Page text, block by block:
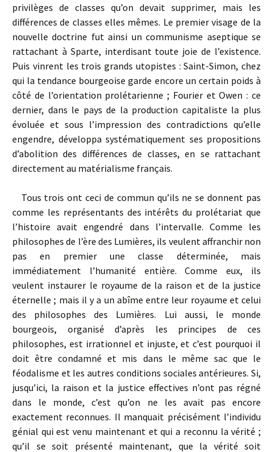
privilèges de classes qu’on devait supprimer, mais les
différences de classes elles mêmes. Le premier visage de la
nouvelle doctrine fut ainsi un communisme aseptique se
rattachant à Sparte, interdisant toute joie de l’existence.
Puis vinrent les trois grands utopistes : Saint-Simon, chez
qui la tendance bourgeoise garde encore un certain poids à
côté de l’orientation prolétarienne ; Fourier et Owen : ce
dernier, dans le pays de la production capitaliste la plus
évoluée et sous l’impression des contradictions qu’elle
engendre, développa systématiquement ses propositions
d’abolition des différences de classes, en se rattachant
directement au matérialisme français.
Tous trois ont ceci de commun qu’ils ne se donnent pas
comme les représentants des intérêts du prolétariat que
l’histoire avait engendré dans l’intervalle. Comme les
philosophes de l’ère des Lumières, ils veulent affranchir non
pas en premier une classe déterminée, mais
immédiatement l’humanité entière. Comme eux, ils
veulent instaurer le royaume de la raison et de la justice
éternelle ; mais il y a un abîme entre leur royaume et celui
des philosophes des Lumières. Lui aussi, le monde
bourgeois, organisé d’après les principes de ces
philosophes, est irrationnel et injuste, et c’est pourquoi il
doit être condamné et mis dans le même sac que le
féodalisme et les autres conditions sociales antérieures. Si,
jusqu’ici, la raison et la justice effectives n’ont pas régné
dans le monde, c’est qu’on ne les avait pas encore
exactement reconnues. Il manquait précisément l’individu
génial qui est venu maintenant et qui a reconnu la vérité ;
qu’il se soit présenté maintenant, que la vérité soit